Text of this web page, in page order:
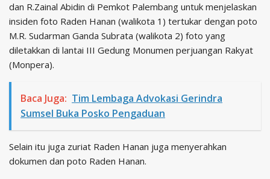
dan R.Zainal Abidin di Pemkot Palembang untuk menjelaskan
insiden foto Raden Hanan (walikota 1) tertukar dengan poto
M.R. Sudarman Ganda Subrata (walikota 2) foto yang
diletakkan di lantai III Gedung Monumen perjuangan Rakyat
(Monpera).
Baca Juga: Tim Lembaga Advokasi Gerindra
Sumsel Buka Posko Pengaduan
Selain itu juga zuriat Raden Hanan juga menyerahkan
dokumen dan poto Raden Hanan.